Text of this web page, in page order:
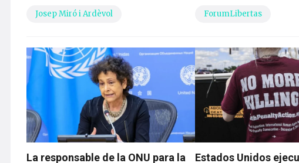
Josep Miró i Ardèvol ForumLibertas
La responsable de la ONU para la Estados Unidos